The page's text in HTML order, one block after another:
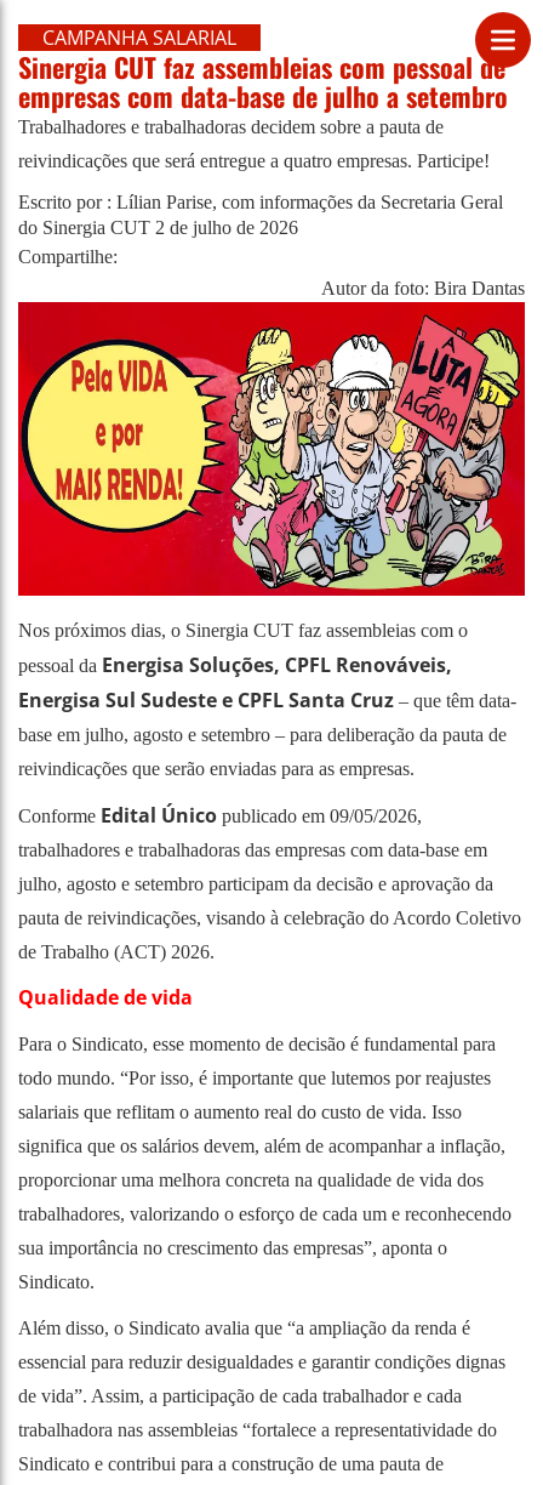
CAMPANHA SALARIAL
Sinergia CUT faz assembleias com pessoal de
empresas com data-base de julho a setembro
Trabalhadores e trabalhadoras decidem sobre a pauta de
reivindicações que será entregue a quatro empresas. Participe!
Escrito por : Lílian Parise, com informações da Secretaria Geral
do Sinergia CUT 2 de julho de 2026
Compartilhe:
Autor da foto: Bira Dantas
Nos próximos dias, o Sinergia CUT faz assembleias com o
pessoal da Energisa Soluções, CPFL Renováveis,
Energisa Sul Sudeste e CPFL Santa Cruz – que têm data-
base em julho, agosto e setembro – para deliberação da pauta de
reivindicações que serão enviadas para as empresas.
Conforme Edital Único publicado em 09/05/2026,
trabalhadores e trabalhadoras das empresas com data-base em
julho, agosto e setembro participam da decisão e aprovação da
pauta de reivindicações, visando à celebração do Acordo Coletivo
de Trabalho (ACT) 2026.
Qualidade de vida
Para o Sindicato, esse momento de decisão é fundamental para
todo mundo. “Por isso, é importante que lutemos por reajustes
salariais que reflitam o aumento real do custo de vida. Isso
significa que os salários devem, além de acompanhar a inflação,
proporcionar uma melhora concreta na qualidade de vida dos
trabalhadores, valorizando o esforço de cada um e reconhecendo
sua importância no crescimento das empresas”, aponta o
Sindicato.
Além disso, o Sindicato avalia que “a ampliação da renda é
essencial para reduzir desigualdades e garantir condições dignas
de vida”. Assim, a participação de cada trabalhador e cada
trabalhadora nas assembleias “fortalece a representatividade do
Sindicato e contribui para a construção de uma pauta de